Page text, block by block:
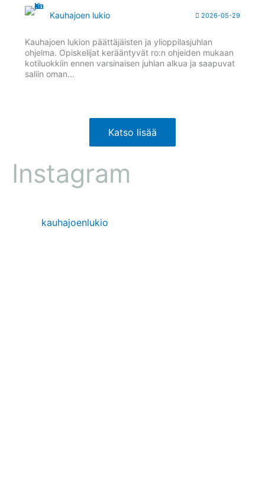
Kauhajoen lukio 2026-05-29
Kauhajoen lukion päättäjäisten ja ylioppilasjuhlan
ohjelma. Opiskelijat kerääntyvät ro:n ohjeiden mukaan
kotiluokkiin ennen varsinaisen juhlan alkua ja saapuvat
saliin oman...
Katso lisää
Instagram
kauhajoenlukio